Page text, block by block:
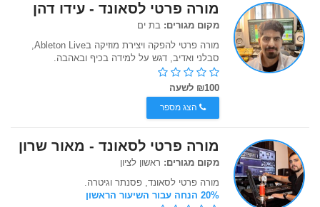
מורה פרטי לסאונד - עידו דהן
מקום מגורים: בת ים
מורה פרטי להפקה ויצירת מוזיקה בAbleton Live,
סבלני ואדיב, דגש על למידה בכיף ובאהבה.
₪100 לשעה
הצג מספר
מורה פרטי לסאונד - מאור שרון
מקום מגורים: ראשון לציון
מורה פרטי לסאונד, פסנתר וגיטרה.
20% הנחה עבור השיעור הראשון